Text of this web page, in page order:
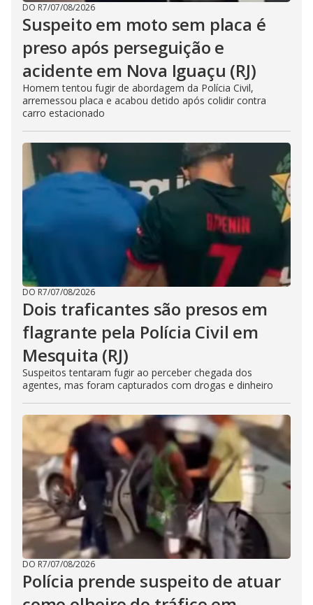
DO R7/07/08/2026
Suspeito em moto sem placa é
preso após perseguição e
acidente em Nova Iguaçu (RJ)
Homem tentou fugir de abordagem da Polícia Civil,
arremessou placa e acabou detido após colidir contra
carro estacionado
DO R7/07/08/2026
Dois traficantes são presos em
flagrante pela Polícia Civil em
Mesquita (RJ)
Suspeitos tentaram fugir ao perceber chegada dos
agentes, mas foram capturados com drogas e dinheiro
DO R7/07/08/2026
Polícia prende suspeito de atuar